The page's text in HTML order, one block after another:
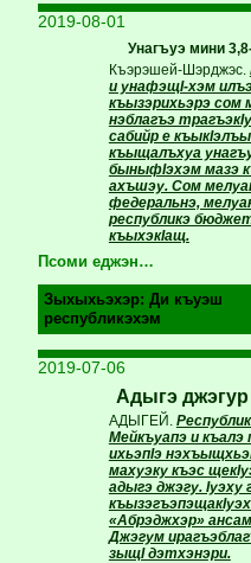
2019-08-01
Унагъуэ мини
Къэрэшей-Шэрджэс.
и унафэщI-хэм
къызэрихьэрэ сом
нэблагъэ
сабийр е
къыщалъхуа
быныфIэхэм мазэ
ахъшэу. Сом
федеральнэ,
республикэ
къыхэкIащ.
Псоми еджэн…
Зыхыхьэхэр: Ди къуэш
республикэхэм
2019-07-06
Адыгэ джэгур
АДЫГЕЙ.
Мейкъуапэ и къалэ
ихьэпIэ
махуэку къэс
адыгэ джэгу. Iуэху
«Абрэджхэр»
Джэгум
зыщI дэтхэнэри.